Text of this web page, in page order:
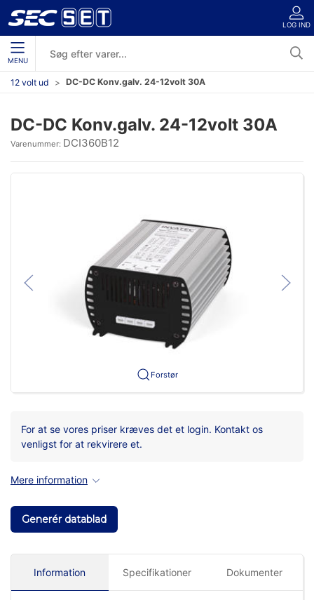
LOG IND
MENU
12 volt ud DC-DC Konv.galv. 24-12volt 30A
DC-DC Konv.galv. 24-12volt 30A
Varenummer: DCI360B12
Forstør
For at se vores priser kræves det et login. Kontakt os
venligst for at rekvirere et.
Mere information
Generér datablad
Information Specifikationer Dokumenter